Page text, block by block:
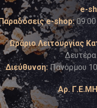
e-
e-shop:
Ωράριο Λειτουργίας
Διεύθυνση: Πανόρμου
Αρ.